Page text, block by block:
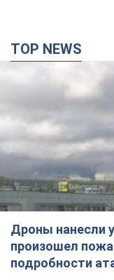
TOP NEWS
Дроны нанесли
произошел
подробности